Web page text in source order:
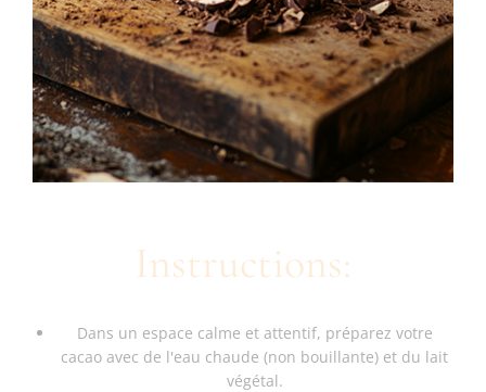
Instructions:
Dans un espace calme et attentif, préparez votre
cacao avec de l'eau chaude (non bouillante) et du lait
végétal.